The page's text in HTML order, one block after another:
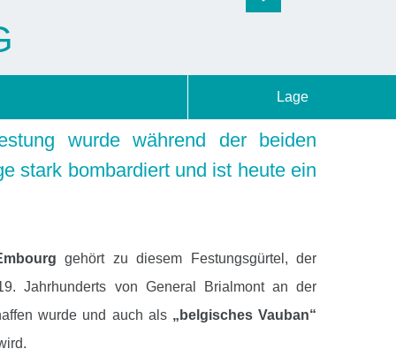
Lage
wurde während der beiden
stark bombardiert und ist heute ein
gehört zu diesem Festungsgürtel, der
Jahrhunderts von General Brialmont an der
wurde und auch als „belgisches Vauban“